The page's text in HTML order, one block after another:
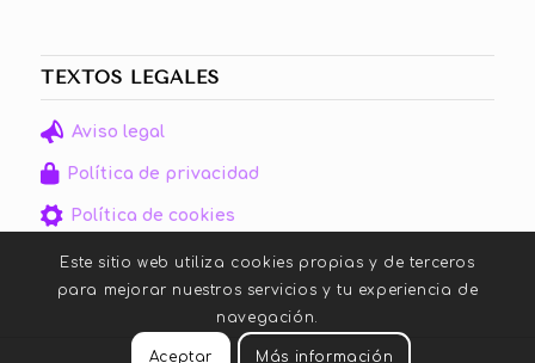
TEXTOS LEGALES
Aviso legal
Política de privacidad
Política de cookies
Este sitio web utiliza cookies propias y de terceros
para mejorar nuestros servicios y tu experiencia de
navegación.
Aceptar Más información